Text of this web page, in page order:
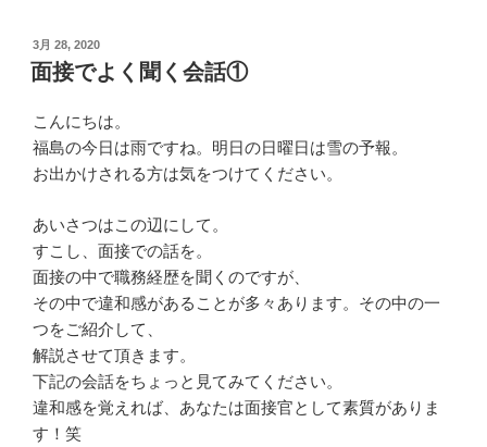
は？”
の
チ
ェ
ク
す
る
イ
ン
ト”
の
投
稿
日:
3月 28, 2020
面接でよく聞く会話①
こんにちは。
福島の今日は雨ですね。明日の日曜日は雪の予報。
お出かけされる方は気をつけてください。
あいさつはこの辺にして。
すこし、面接での話を。
面接の中で職務経歴を聞くのですが、
その中で違和感があることが多々あります。その中の一
つをご紹介して、
解説させて頂きます。
下記の会話をちょっと見てみてください。
違和感を覚えれば、あなたは面接官として素質がありま
す！笑